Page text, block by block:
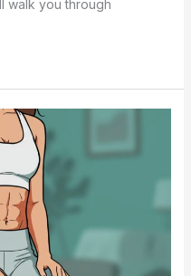
walk you through